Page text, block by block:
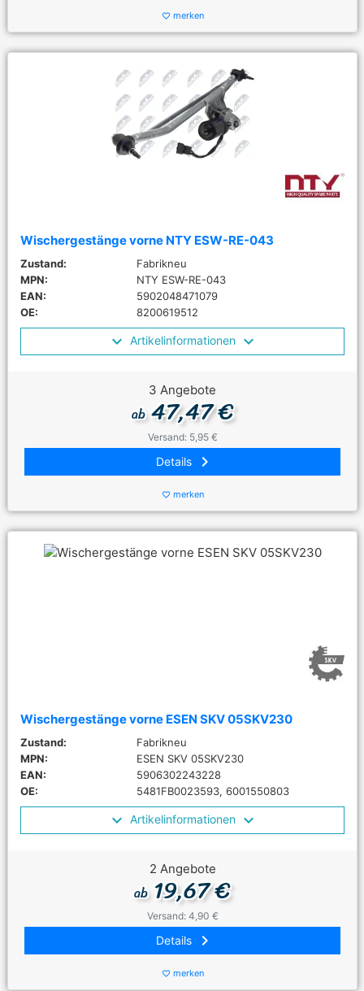
favorite_border merken
Wischergestänge vorne NTY ESW-RE-043
Zustand:
Fabrikneu
MPN:
NTY ESW-RE-043
EAN:
5902048471079
OE:
8200619512
Artikelinformationen
3 Angebote
ab47,47 €
Versand: 5,95 €
Details keyboard_arrow_right
favorite_border merken
Wischergestänge vorne ESEN SKV 05SKV230
Zustand:
Fabrikneu
MPN:
ESEN SKV 05SKV230
EAN:
5906302243228
OE:
5481FB0023593, 6001550803
Artikelinformationen
2 Angebote
ab19,67 €
Versand: 4,90 €
Details keyboard_arrow_right
favorite_border merken